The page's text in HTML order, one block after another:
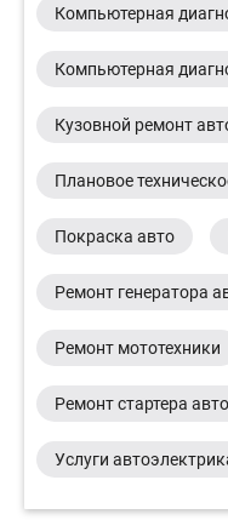
Компьютерная
Компьютерная
Кузовной ремонт
Плановое
Покраска авто
Ремонт генератора
Ремонт мототехники
Ремонт стартера
Услуги